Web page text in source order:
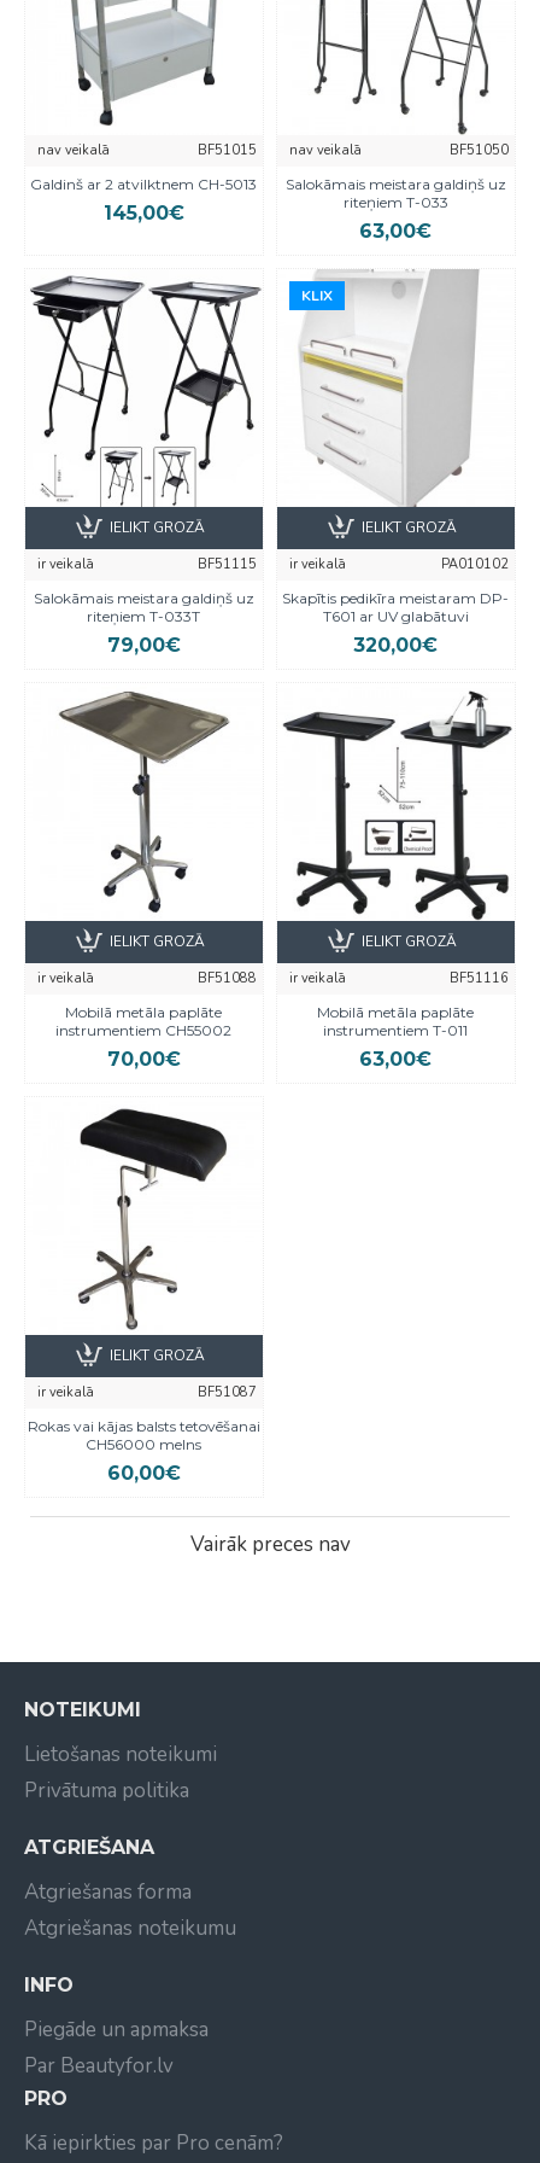
nav veikalā
BF51015
Galdinš ar 2 atvilktnem CH-5013
145,00€
nav veikalā
BF51050
Salokāmais meistara galdiņš uz
riteņiem T-033
63,00€
ir veikalā
BF51115
Salokāmais meistara galdiņš uz
riteņiem T-033T
79,00€
IELIKT GROZĀ
KLIX
KLIX
ir veikalā
PA010102
Skapītis pedikīra meistaram DP-
T601 ar UV glabātuvi
320,00€
IELIKT GROZĀ
ir veikalā
BF51088
Mobilā metāla paplāte
instrumentiem CH55002
70,00€
IELIKT GROZĀ
ir veikalā
BF51116
Mobilā metāla paplāte
instrumentiem T-011
63,00€
IELIKT GROZĀ
ir veikalā
BF51087
Rokas vai kājas balsts tetovēšanai
CH56000 melns
60,00€
IELIKT GROZĀ
Vairāk preces nav
NOTEIKUMI
Lietošanas noteikumi
Privātuma politika
ATGRIEŠANA
Atgriešanas forma
Atgriešanas noteikumu
INFO
Piegāde un apmaksa
Par Beautyfor.lv
PRO
Kā iepirkties par Pro cenām?